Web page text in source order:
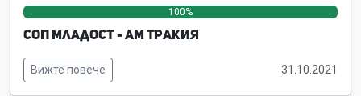
100%
СОП Младост - АМ Тракия
Вижте повече 31.10.2021